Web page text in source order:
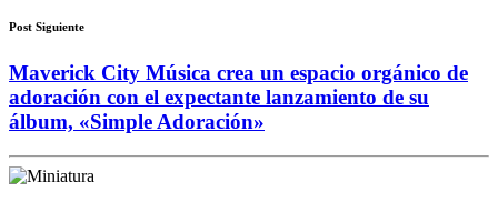
Post Siguiente
Maverick City Música crea un espacio orgánico de
adoración con el expectante lanzamiento de su
álbum, «Simple Adoración»